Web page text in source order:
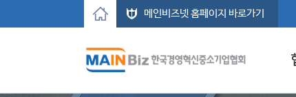
메인비즈넷 홈페이지 바로가기